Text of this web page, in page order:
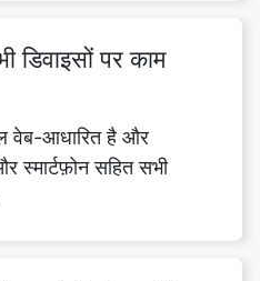
वेब-आधारित है और
सहित सभी
करने के लिए कोई